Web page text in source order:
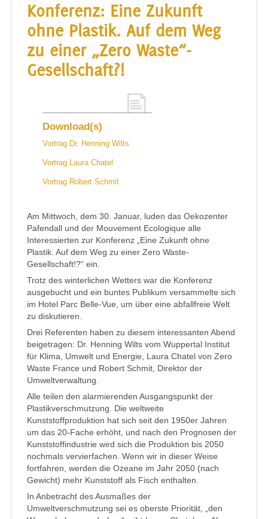
Konferenz: Eine Zukunft
ohne Plastik. Auf dem Weg
zu einer „Zero Waste“-
Gesellschaft?!
Download(s)
Vortrag Dr. Henning Wilts
Vortrag Laura Chatel
Vortrag Robert Schmit
Am Mittwoch, dem 30. Januar, luden das Oekozenter
Pafendall und der Mouvement Ecologique alle
Interessierten zur Konferenz „Eine Zukunft ohne
Plastik. Auf dem Weg zu einer Zero Waste-
Gesellschaft!?“ ein.
Trotz des winterlichen Wetters war die Konferenz
ausgebucht und ein buntes Publikum versammelte sich
im Hotel Parc Belle-Vue, um über eine abfallfreie Welt
zu diskutieren.
Drei Referenten haben zu diesem interessanten Abend
beigetragen: Dr. Henning Wilts vom Wuppertal Institut
für Klima, Umwelt und Energie, Laura Chatel von Zero
Waste France und Robert Schmit, Direktor der
Umweltverwaltung.
Alle teilen den alarmierenden Ausgangspunkt der
Plastikverschmutzung. Die weltweite
Kunststoffproduktion hat sich seit den 1950er Jahren
um das 20-Fache erhöht, und nach den Prognosen der
Kunststoffindustrie wird sich die Produktion bis 2050
nochmals vervierfachen. Wenn wir in dieser Weise
fortfahren, werden die Ozeane im Jahr 2050 (nach
Gewicht) mehr Kunststoff als Fisch enthalten.
In Anbetracht des Ausmaßes der
Umweltverschmutzung sei es oberste Priorität, „den